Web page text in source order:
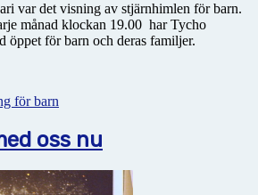
var det visning av stjärnhimlen för barn.
månad klockan 19.00 har Tycho
öppet för barn och deras familjer.
för barn
oss nu